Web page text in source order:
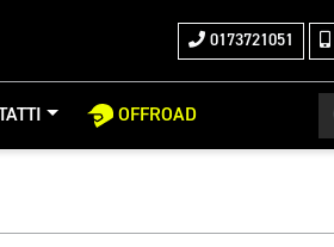
0173721051
OFFROAD